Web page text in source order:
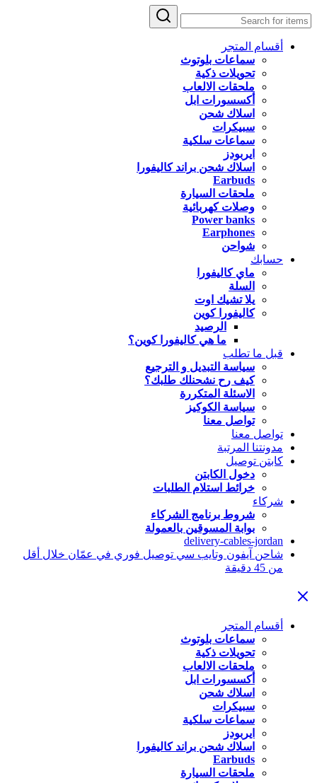
أقسام المتجر
سماعات بلوتوث
تحويلات ذكية
ملحقات الالعاب
أكسسورات ابل
اسلاك شحن
سبيكرات
سماعات سلكية
ايربودز
اسلاك شحن براند كاليفورا
Earbuds
ملحقات السيارة
وصلات كهربائية
Power banks
Earphones
شواحن
حسابك
ماي كاليفورا
السلة
يلا تشيك اوت
كاليفورا كوين
الرصيد
ما هي كاليفورا كوين؟
قبل ما تطلب
سياسة التبديل و الترجيع
كيف رح نشحنلك طلبك؟
الاسئلة المتكررة
سياسة الكوكيز
تواصل معنا
تواصل معنا
مدونتنا المرتبة
كابتن توصيل
دخول الكابتن
خرائط استلام الطلبات
شركاء
شروط برنامج الشركاء
بوابة المسوقين بالعمولة
delivery-cables-jordan
شاحن آيفون وتايب سي توصيل فوري في عمّان خلال أقل
من 45 دقيقة
أقسام المتجر
سماعات بلوتوث
تحويلات ذكية
ملحقات الالعاب
أكسسورات ابل
اسلاك شحن
سبيكرات
سماعات سلكية
ايربودز
اسلاك شحن براند كاليفورا
Earbuds
ملحقات السيارة